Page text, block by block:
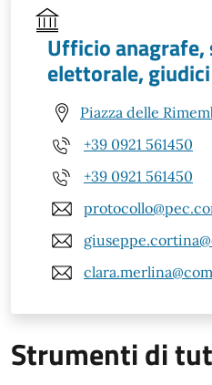
Ufficio
elettorale,
Piazza delle
+39 0921 561450
+39 0921 561450
Strumenti di